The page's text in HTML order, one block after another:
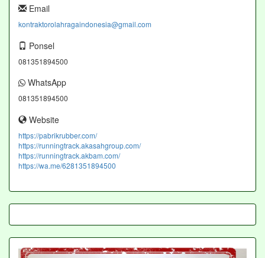
Email
kontraktorolahragaindonesia@gmail.com
Ponsel
081351894500
WhatsApp
081351894500
Website
https://pabrikrubber.com/
https://runningtrack.akasahgroup.com/
https://runningtrack.akbam.com/
https://wa.me/6281351894500